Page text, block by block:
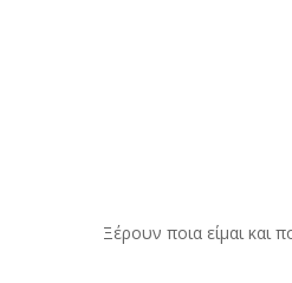
Ξέρουν ποια είμαι και